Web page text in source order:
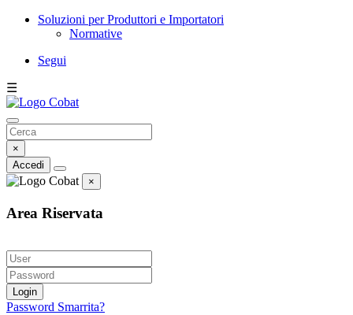
Soluzioni per Produttori e Importatori
Normative
Segui
☰
×
Accedi
×
Area Riservata
Login
Password Smarrita?